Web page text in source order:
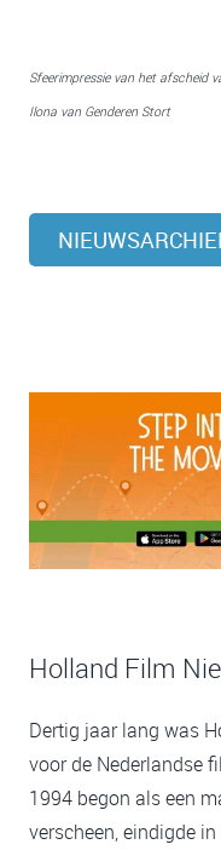
Sfeerimpressie van het afscheid
Ilona van Genderen Stort
Holland Film
Dertig jaar lang was
voor de Nederlandse
1994 begon als een
verscheen, eindigde